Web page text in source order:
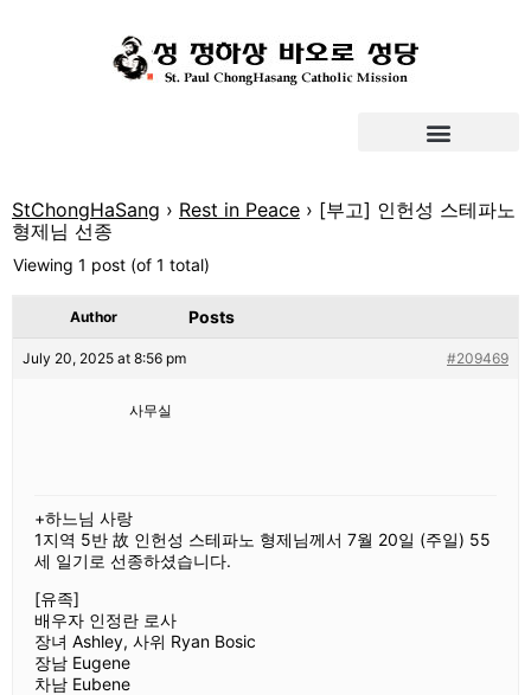
StChongHaSang › Rest in Peace › [부고] 인헌성 스테파노
형제님 선종
Viewing 1 post (of 1 total)
Author Posts
July 20, 2025 at 8:56 pm #209469
사무실
+하느님 사랑
1지역 5반 故 인헌성 스테파노 형제님께서 7월 20일 (주일) 55
세 일기로 선종하셨습니다.
[유족]
배우자 인정란 로사
장녀 Ashley, 사위 Ryan Bosic
장남 Eugene
차남 Eubene